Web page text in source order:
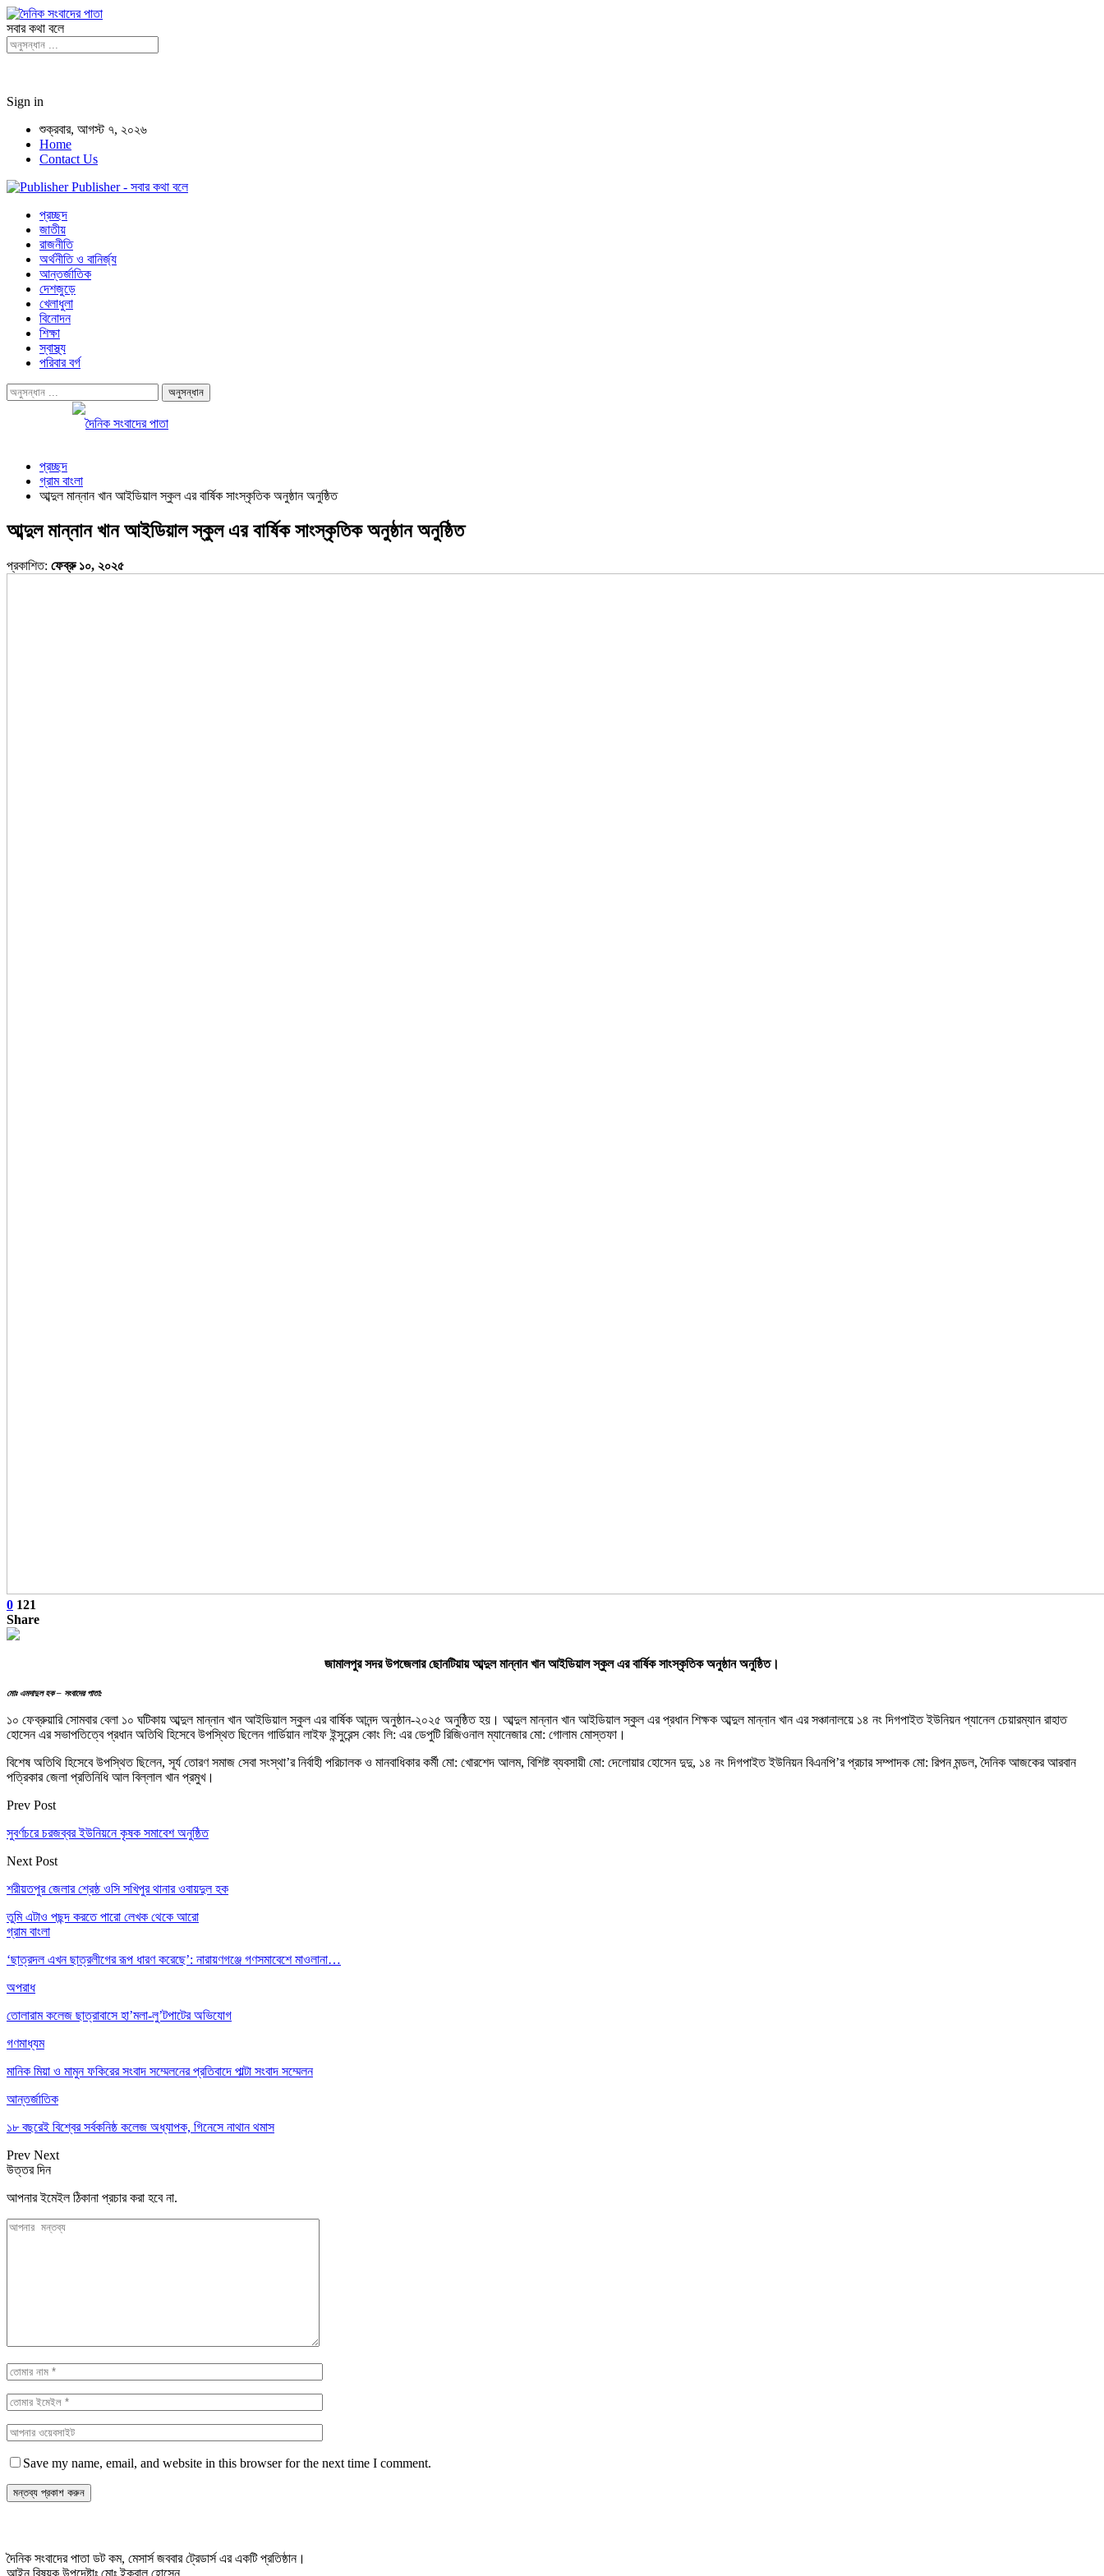
সবার কথা বলে
Sign in
শুক্রবার, আগস্ট ৭, ২০২৬
Home
Contact Us
Publisher - সবার কথা বলে
প্রচ্ছদ
জাতীয়
রাজনীতি
অর্থনীতি ও বানির্জ্য
আন্তর্জাতিক
দেশজুড়ে
খেলাধুলা
বিনোদন
শিক্ষা
স্বাস্থ্য
পরিবার বর্গ
প্রচ্ছদ
গ্রাম বাংলা
আব্দুল মান্নান খান আইডিয়াল স্কুল এর বার্ষিক সাংস্কৃতিক অনুষ্ঠান অনুষ্ঠিত
আব্দুল মান্নান খান আইডিয়াল স্কুল এর বার্ষিক সাংস্কৃতিক অনুষ্ঠান অনুষ্ঠিত
প্রকাশিত: ফেব্রু ১০, ২০২৫
0 121
Share
জামালপুর সদর উপজেলার ছোনটিয়ায় আব্দুল মান্নান খান আইডিয়াল স্কুল এর বার্ষিক সাংস্কৃতিক অনুষ্ঠান অনুষ্ঠিত।
মোঃ এমদাদুল হক – সংবাদের পাতা:
১০ ফেব্রুয়ারি সোমবার বেলা ১০ ঘটিকায় আব্দুল মান্নান খান আইডিয়াল স্কুল এর বার্ষিক আনন্দ অনুষ্ঠান-২০২৫ অনুষ্ঠিত হয়। আব্দুল মান্নান খান আইডিয়াল স্কুল এর প্রধান শিক্ষক আব্দুল মান্নান খান এর সঞ্চানালয়ে ১৪ নং দিগপাইত ইউনিয়ন প্যানেল চেয়ারম্যান রাহাত
হোসেন এর সভাপতিত্বে প্রধান অতিথি হিসেবে উপস্থিত ছিলেন গার্ডিয়ান লাইফ ইন্সুরেন্স কোং লি: এর ডেপুটি রিজিওনাল ম্যানেজার মো: গোলাম মোস্তফা।
বিশেষ অতিথি হিসেবে উপস্থিত ছিলেন, সূর্য তোরণ সমাজ সেবা সংস্থা’র নির্বাহী পরিচালক ও মানবাধিকার কর্মী মো: খোরশেদ আলম, বিশিষ্ট ব্যবসায়ী মো: দেলোয়ার হোসেন দুদু, ১৪ নং দিগপাইত ইউনিয়ন বিএনপি’র প্রচার সম্পাদক মো: রিপন মন্ডল, দৈনিক আজকের আরবান
পত্রিকার জেলা প্রতিনিধি আল বিল্লাল খান প্রমুখ।
Prev Post
সুবর্ণচরে চরজব্বর ইউনিয়নে কৃষক সমাবেশ অনুষ্ঠিত
Next Post
শরীয়তপুর জেলার শ্রেষ্ঠ ওসি সখিপুর থানার ওবায়দুল হক
তুমি এটাও পছন্দ করতে পারো লেখক থেকে আরো
গ্রাম বাংলা
‘ছাত্রদল এখন ছাত্রলীগের রূপ ধারণ করেছে’: নারায়ণগঞ্জে গণসমাবেশে মাওলানা…
অপরাধ
তোলারাম কলেজ ছাত্রাবাসে হা’মলা-লু’টপাটের অভিযোগ
গণমাধ্যম
মানিক মিয়া ও মামুন ফকিরের সংবাদ সম্মেলনের প্রতিবাদে পাল্টা সংবাদ সম্মেলন
আন্তর্জাতিক
১৮ বছরেই বিশ্বের সর্বকনিষ্ঠ কলেজ অধ্যাপক, গিনেসে নাথান থমাস
Prev Next
উত্তর দিন
আপনার ইমেইল ঠিকানা প্রচার করা হবে না.
Save my name, email, and website in this browser for the next time I comment.
দৈনিক সংবাদের পাতা ডট কম, মেসার্স জববার ট্রেডার্স এর একটি প্রতিষ্ঠান।